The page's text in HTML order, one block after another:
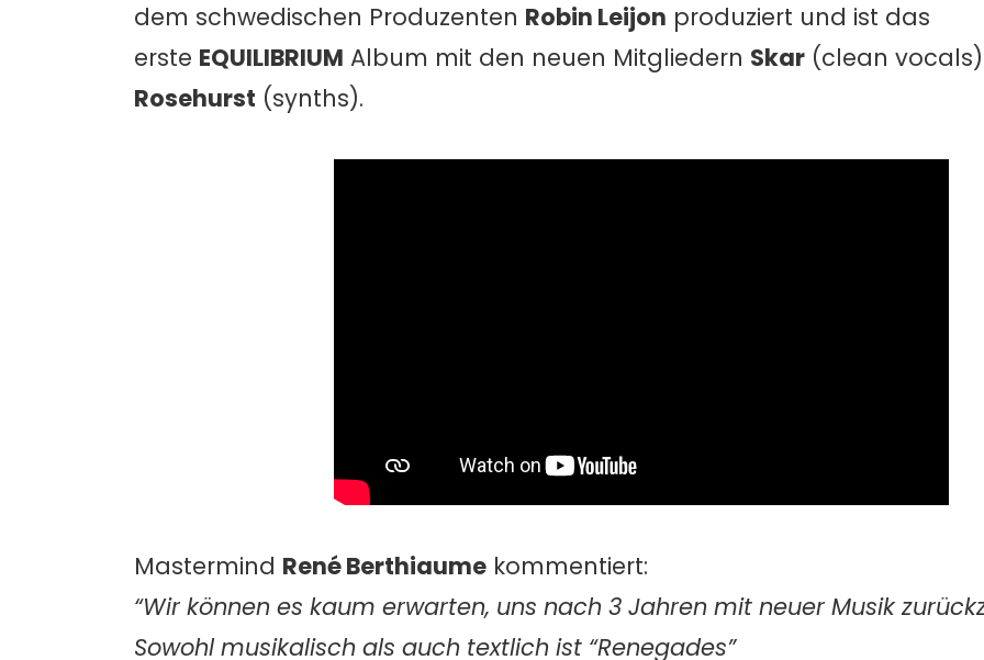
dem schwedischen Produzenten Robin Leijon produziert und ist das
erste EQUILIBRIUM Album mit den neuen Mitgliedern Skar (clean
Rosehurst (synths).
Mastermind René Berthiaume kommentiert:
“Wir können es kaum erwarten, uns nach 3 Jahren mit neuer Musik
Sowohl musikalisch als auch textlich ist “Renegades”